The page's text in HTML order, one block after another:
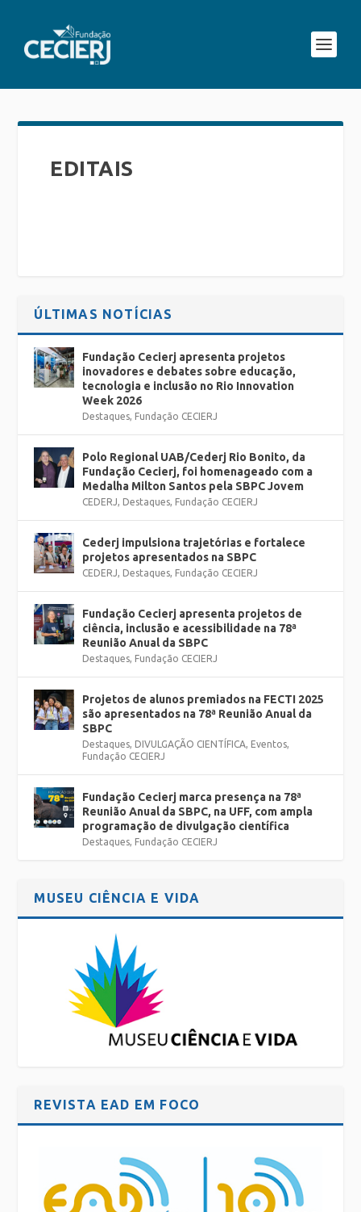
EDITAIS
ÚLTIMAS NOTÍCIAS
Fundação Cecierj apresenta projetos
inovadores e debates sobre educação,
tecnologia e inclusão no Rio Innovation
Week 2026
Destaques, Fundação CECIERJ
Polo Regional UAB/Cederj Rio Bonito, da
Fundação Cecierj, foi homenageado com a
Medalha Milton Santos pela SBPC Jovem
CEDERJ, Destaques, Fundação CECIERJ
Cederj impulsiona trajetórias e fortalece
projetos apresentados na SBPC
CEDERJ, Destaques, Fundação CECIERJ
Fundação Cecierj apresenta projetos de
ciência, inclusão e acessibilidade na 78ª
Reunião Anual da SBPC
Destaques, Fundação CECIERJ
Projetos de alunos premiados na FECTI 2025
são apresentados na 78ª Reunião Anual da
SBPC
Destaques, DIVULGAÇÃO CIENTÍFICA, Eventos,
Fundação CECIERJ
Fundação Cecierj marca presença na 78ª
Reunião Anual da SBPC, na UFF, com ampla
programação de divulgação científica
Destaques, Fundação CECIERJ
MUSEU CIÊNCIA E VIDA
REVISTA EAD EM FOCO